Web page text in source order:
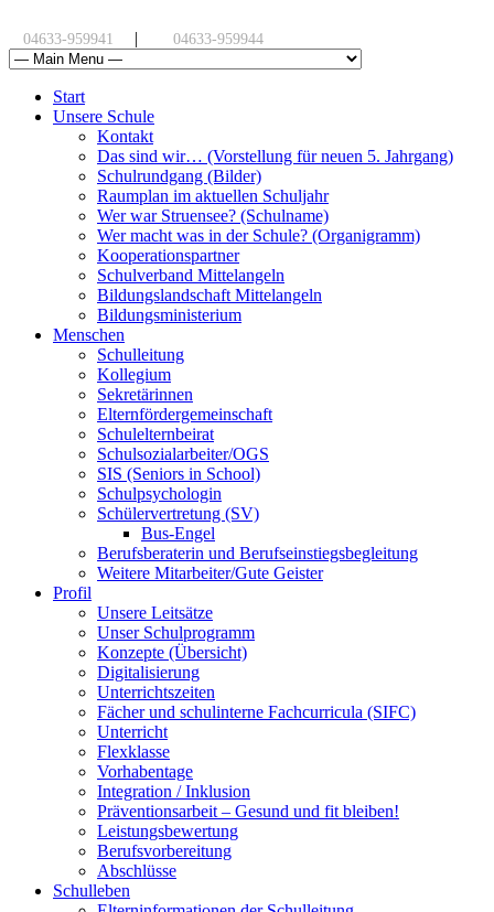
04633-959941 | 04633-959944
Start
Unsere Schule
Kontakt
Das sind wir… (Vorstellung für neuen 5. Jahrgang)
Schulrundgang (Bilder)
Raumplan im aktuellen Schuljahr
Wer war Struensee? (Schulname)
Wer macht was in der Schule? (Organigramm)
Kooperationspartner
Schulverband Mittelangeln
Bildungslandschaft Mittelangeln
Bildungsministerium
Menschen
Schulleitung
Kollegium
Sekretärinnen
Elternfördergemeinschaft
Schulelternbeirat
Schulsozialarbeiter/OGS
SIS (Seniors in School)
Schulpsychologin
Schülervertretung (SV)
Bus-Engel
Berufsberaterin und Berufseinstiegsbegleitung
Weitere Mitarbeiter/Gute Geister
Profil
Unsere Leitsätze
Unser Schulprogramm
Konzepte (Übersicht)
Digitalisierung
Unterrichtszeiten
Fächer und schulinterne Fachcurricula (SIFC)
Unterricht
Flexklasse
Vorhabentage
Integration / Inklusion
Präventionsarbeit – Gesund und fit bleiben!
Leistungsbewertung
Berufsvorbereitung
Abschlüsse
Schulleben